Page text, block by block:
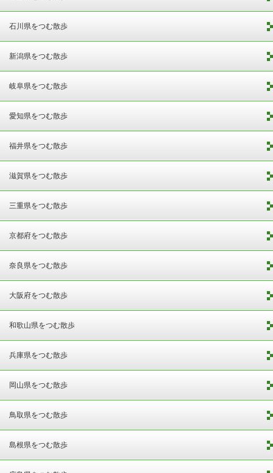
石川県をつむ散歩
新潟県をつむ散歩
岐阜県をつむ散歩
愛知県をつむ散歩
福井県をつむ散歩
滋賀県をつむ散歩
三重県をつむ散歩
京都府をつむ散歩
奈良県をつむ散歩
大阪府をつむ散歩
和歌山県をつむ散歩
兵庫県をつむ散歩
岡山県をつむ散歩
鳥取県をつむ散歩
島根県をつむ散歩